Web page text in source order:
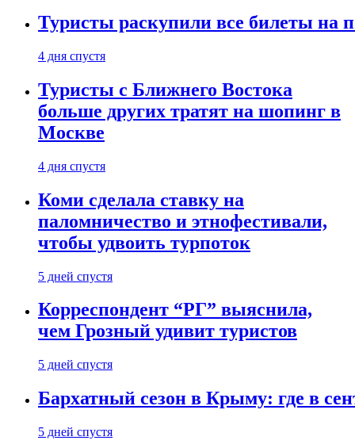
Туристы раскупили все билеты на
4 дня спустя
Туристы с Ближнего Востока
больше других тратят на шопинг в
Москве
4 дня спустя
Коми сделала ставку на
паломничество и этнофестивали,
чтобы удвоить турпоток
5 дней спустя
Корреспондент “РГ” выяснила,
чем Грозный удивит туристов
5 дней спустя
Бархатный сезон в Крыму: где в
5 дней спустя